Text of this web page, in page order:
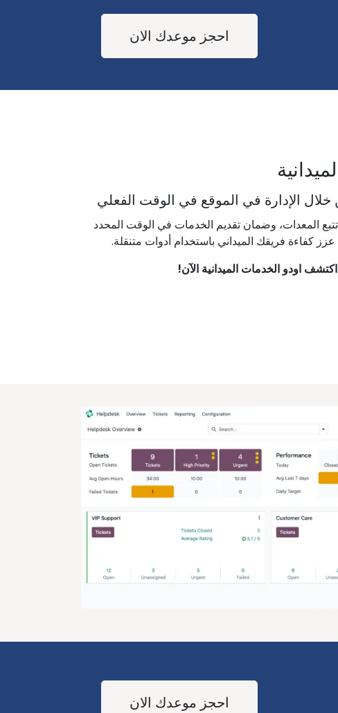
احجز موعدك الان
الإدارة في الموقع في الوقت الفعلي
تتبع المعدات، وضمان تقديم الخدمات في الوقت المحدد
عزز كفاءة فريقك الميداني باستخدام أدوات متنقلة.
اودو الخدمات الميدانية الآن!
احجز موعدك الان